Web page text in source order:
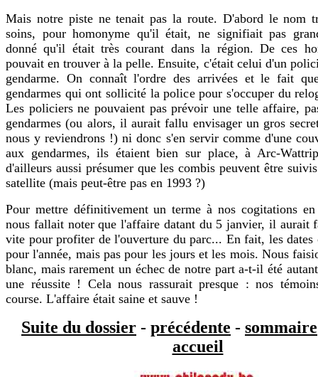
Mais notre piste ne tenait pas la route. D'abord le nom
soins, pour homonyme qu'il était, ne signifiait pas
donné qu'il était très courant dans la région. De ces
pouvait en trouver à la pelle. Ensuite, c'était celui d'un
gendarme. On connaît l'ordre des arrivées et le fait
gendarmes qui ont sollicité la police pour s'occuper du
Les policiers ne pouvaient pas prévoir une telle affaire,
gendarmes (ou alors, il aurait fallu envisager un gros
nous y reviendrons !) ni donc s'en servir comme d'une
aux gendarmes, ils étaient bien sur place, à Arc-
d'ailleurs aussi présumer que les combis peuvent être
satellite (mais peut-être pas en 1993 ?)
Pour mettre définitivement un terme à nos cogitations
nous fallait noter que l'affaire datant du 5 janvier, il aurait
vite pour profiter de l'ouverture du parc... En fait, les dates
pour l'année, mais pas pour les jours et les mois. Nous
blanc, mais rarement un échec de notre part a-t-il été
une réussite ! Cela nous rassurait presque : nos
course. L'affaire était saine et sauve !
Suite du dossier - précédente - sommaire
accueil